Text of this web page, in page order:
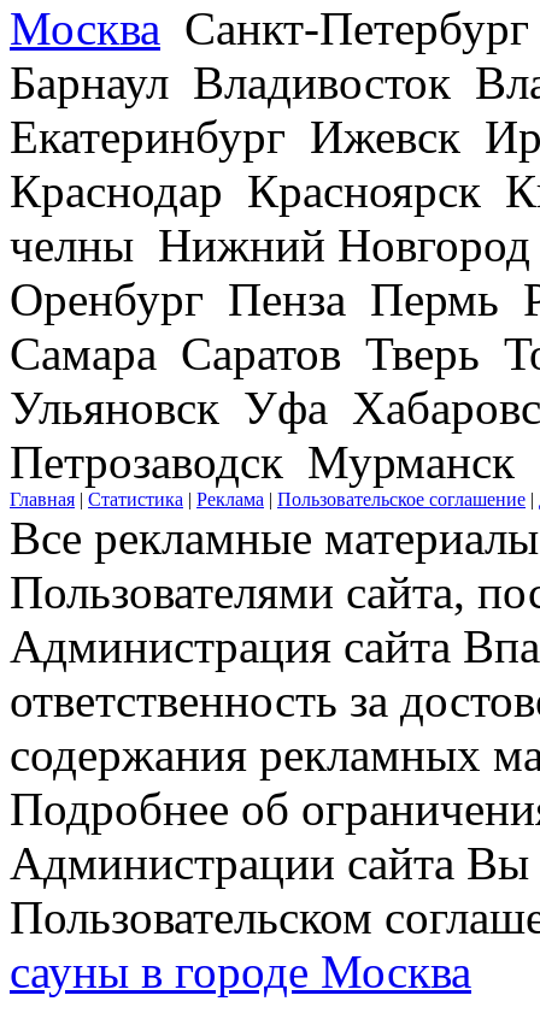
Москва Санкт-
Барнаул Владивосток
Екатеринбург Ижевск
Краснодар Красноярск
челны Нижний
Оренбург Пенза Пермь
Самара Саратов Тверь
Ульяновск Уфа
Петрозаводск Мурманск
Главная | Статистика | Реклама | Пользовательское соглашение |
Все рекламные
Пользователями сайта,
Администрация сайта
ответственность за
содержания рекламных
Подробнее об
Администрации сайта Вы
Пользовательском
сауны в городе Москва